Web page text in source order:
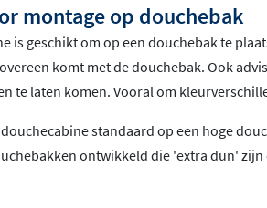
montage op douchebak
is geschikt om op een douchebak te
komt met de douchebak. Ook
te laten komen. Vooral om
standaard op een hoge
ontwikkeld die 'extra dun'